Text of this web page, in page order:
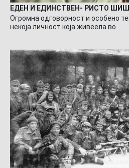
ЕДЕН И ЕДИНСТВЕН- РИСТО
Огромна одговорност и особено
некоја личност која живеела во…